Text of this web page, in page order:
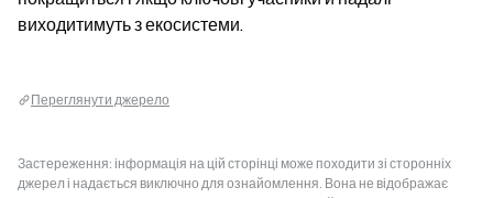
виходитимуть з екосистеми.
Переглянути джерело
Застереження: інформація на цій сторінці може походити зі сторонніх
джерел і надається виключно для ознайомлення. Вона не відображає